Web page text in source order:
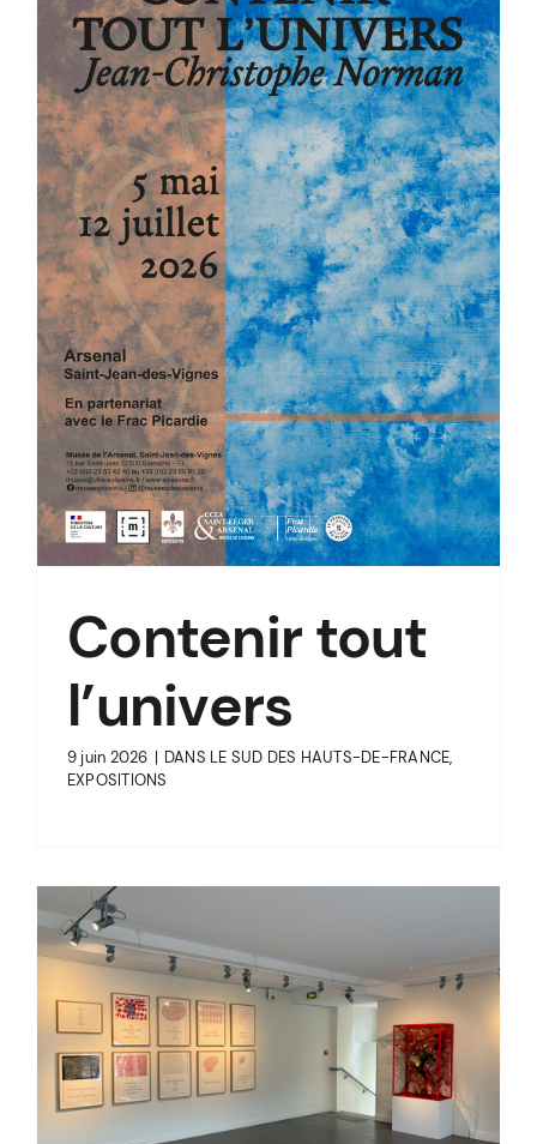
Contenir tout
l’univers
9 juin 2026 DANS LE SUD DES HAUTS-DE-FRANCE,
EXPOSITIONS